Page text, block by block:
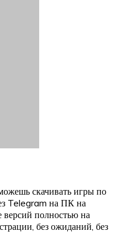
скачивать игры по
Telegram на ПК на
полностью на
без ожиданий, без